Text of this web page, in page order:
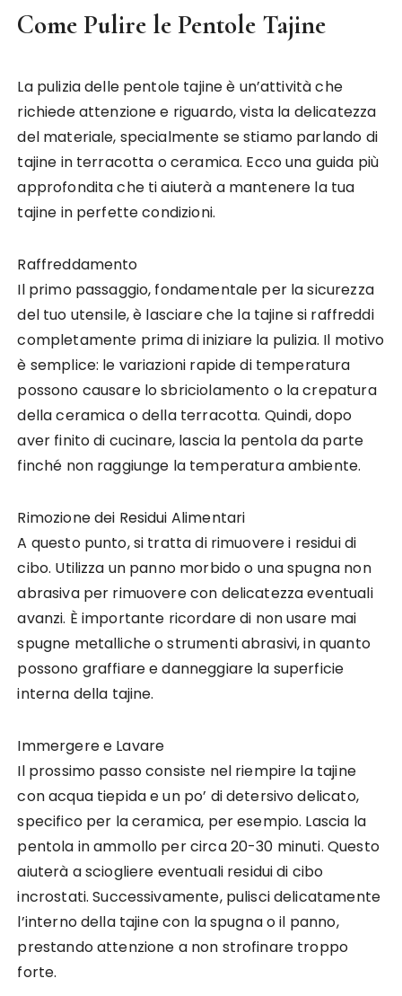
Come Pulire le Pentole Tajine
La pulizia delle pentole tajine è un’attività che
richiede attenzione e riguardo, vista la delicatezza
del materiale, specialmente se stiamo parlando di
tajine in terracotta o ceramica. Ecco una guida più
approfondita che ti aiuterà a mantenere la tua
tajine in perfette condizioni.
Raffreddamento
Il primo passaggio, fondamentale per la sicurezza
del tuo utensile, è lasciare che la tajine si raffreddi
completamente prima di iniziare la pulizia. Il motivo
è semplice: le variazioni rapide di temperatura
possono causare lo sbriciolamento o la crepatura
della ceramica o della terracotta. Quindi, dopo
aver finito di cucinare, lascia la pentola da parte
finché non raggiunge la temperatura ambiente.
Rimozione dei Residui Alimentari
A questo punto, si tratta di rimuovere i residui di
cibo. Utilizza un panno morbido o una spugna non
abrasiva per rimuovere con delicatezza eventuali
avanzi. È importante ricordare di non usare mai
spugne metalliche o strumenti abrasivi, in quanto
possono graffiare e danneggiare la superficie
interna della tajine.
Immergere e Lavare
Il prossimo passo consiste nel riempire la tajine
con acqua tiepida e un po’ di detersivo delicato,
specifico per la ceramica, per esempio. Lascia la
pentola in ammollo per circa 20-30 minuti. Questo
aiuterà a sciogliere eventuali residui di cibo
incrostati. Successivamente, pulisci delicatamente
l’interno della tajine con la spugna o il panno,
prestando attenzione a non strofinare troppo
forte.